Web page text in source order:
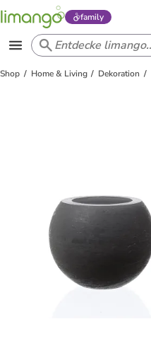
family
Shop Home & Living Dekoration